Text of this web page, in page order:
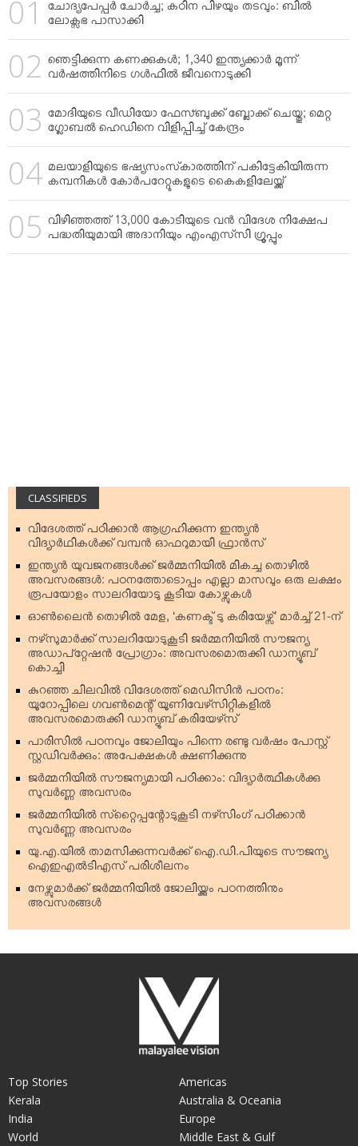
ചോദ്യപേപ്പര്‍ ചോര്‍ച്ച; കഠിന പിഴയും തടവും: ബില്‍
ലോക്സഭ പാസാക്കി
ഞെട്ടിക്കുന്ന കണക്കുകള്‍; 1,340 ഇന്ത്യക്കാര്‍ മൂന്ന്
വര്‍ഷത്തിനിടെ ഗള്‍ഫില്‍ ജീവനൊടുക്കി
മോദിയുടെ വീഡിയോ ഫേസ്ബുക്ക് ബ്ലോക്ക് ചെയ്തു; മെറ്റ
ഗ്ലോബല്‍ ഹെഡിനെ വിളിപ്പിച്ച് കേന്ദ്രം
മലയാളിയുടെ ഭഷ്യസംസ്‌കാരത്തിന് പകിട്ടേകിയിരുന്ന
കമ്പനികള്‍ കോര്‍പറേറ്റുകളുടെ കൈകളിലേയ്ക്ക്
വിഴിഞ്ഞത്ത് 13,000 കോടിയുടെ വന്‍ വിദേശ നിക്ഷേപ
പദ്ധതിയുമായി അദാനിയും എംഎസ്‌സി ഗ്രൂപ്പും
CLASSIFIEDS
വിദേശത്ത് പഠിക്കാന്‍ ആഗ്രഹിക്കുന്ന ഇന്ത്യന്‍
വിദ്യാര്‍ഥികള്‍ക്ക് വമ്പന്‍ ഓഫറുമായി ഫ്രാന്‍സ്
ഇന്ത്യന്‍ യുവജനങ്ങള്‍ക്ക് ജര്‍മ്മനിയില്‍ മികച്ച തൊഴില്‍
അവസരങ്ങള്‍: പഠനത്തോടൊപ്പം എല്ലാ മാസവും ഒരു ലക്ഷം
രൂപയോളം സാലറിയോടു കൂടിയ കോഴ്സുകള്‍
ഓണ്‍ലൈന്‍ തൊഴില്‍ മേള, ‘കണക്ട് ടു കരിയേഴ്സ്’ മാര്‍ച്ച് 21-ന്
നഴ്‌സുമാര്‍ക്ക് സാലറിയോടുകൂടി ജര്‍മ്മനിയില്‍ സൗജന്യ
അഡാപ്റ്റേഷന്‍ പ്രോഗ്രാം: അവസരമൊരുക്കി ഡാന്യൂബ്
കൊച്ചി
കുറഞ്ഞ ചിലവില്‍ വിദേശത്ത് മെഡിസിന്‍ പഠനം:
യൂറോപ്പിലെ ഗവണ്‍മെന്റ് യൂണിവേഴ്‌സിറ്റികളില്‍
അവസരമൊരുക്കി ഡാന്യൂബ് കരിയേഴ്‌സ്
പാരിസില്‍ പഠനവും ജോലിയും പിന്നെ രണ്ടു വര്‍ഷം പോസ്റ്റ്
സ്റ്റഡിവര്‍ക്കും: അപേക്ഷകള്‍ ക്ഷണിക്കുന്നു
ജര്‍മ്മനിയില്‍ സൗജന്യമായി പഠിക്കാം: വിദ്യാര്‍ത്ഥികള്‍ക്കു
സുവര്‍ണ്ണ അവസരം
ജര്‍മ്മനിയില്‍ സ്‌റ്റൈപ്പന്റോടുകൂടി നഴ്‌സിംഗ് പഠിക്കാന്‍
സുവര്‍ണ്ണ അവസരം
യു.എ.യില്‍ താമസിക്കുന്നവര്‍ക്ക് ഐ.ഡി.പിയുടെ സൗജന്യ
ഐഇഎല്‍ടിഎസ് പരിശീലനം
നേഴ്സുമാര്‍ക്ക് ജര്‍മ്മനിയില്‍ ജോലിയ്ക്കും പഠനത്തിനും
അവസരങ്ങള്‍
Top Stories
Kerala
India
World
Americas
Australia & Oceania
Europe
Middle East & Gulf